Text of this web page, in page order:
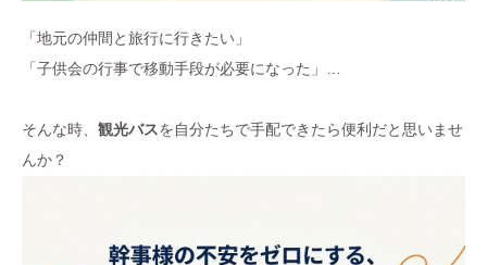
「地元の仲間と旅行に行きたい」
「子供会の行事で移動手段が必要になった」…
そんな時、 観光バスを自分たちで手配できたら便利だと思いませ
んか？